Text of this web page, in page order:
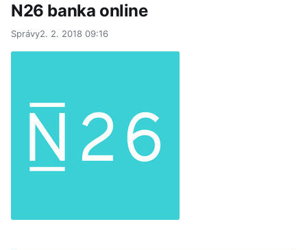
N26 banka online
Správy2. 2. 2018 09:16